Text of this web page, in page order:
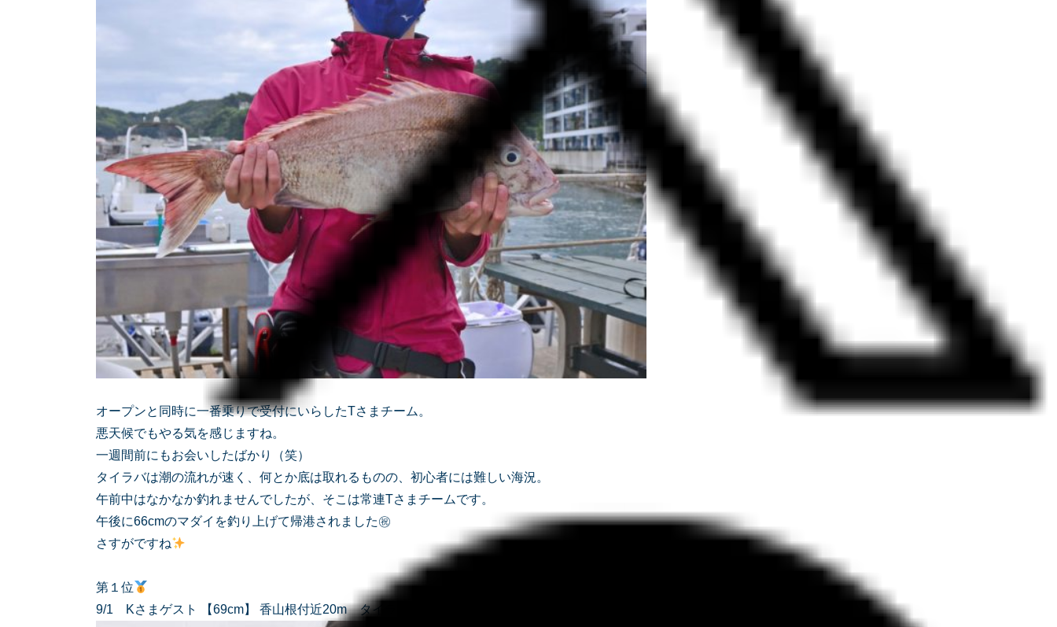
オープンと同時に一番乗りで受付にいらしたTさまチーム。
悪天候でもやる気を感じますね。
一週間前にもお会いしたばかり（笑）
タイラバは潮の流れが速く、何とか底は取れるものの、初心者には難しい海況。
午前中はなかなか釣れませんでしたが、そこは常連Tさまチームです。
午後に66cmのマダイを釣り上げて帰港されました㊗
さすがですね
第１位
9/1 Kさまゲスト 【69cm】 香山根付近20m タイラバ